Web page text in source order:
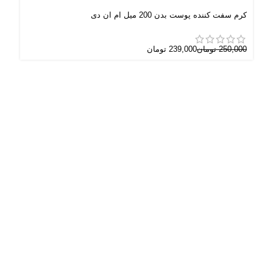
کرم سفت کننده پوست بدن 200 میل ام ان دی
250,000 تومان239,000 تومان